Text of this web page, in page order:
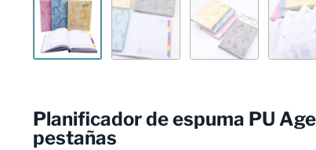
Planificador de espuma PU
pestañas